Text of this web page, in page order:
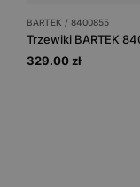
BARTEK / 8400855
329.00 zł